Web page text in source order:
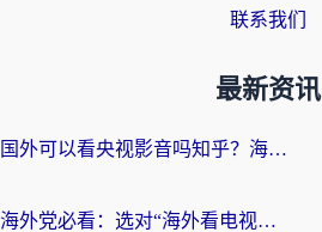
联系我们
最新资讯
国外可以看央视影音吗知乎？海外党亲测有效的回国加速方案
海外党必看：选对“海外看电视剧软件”，再也不用愁国内剧刷不了